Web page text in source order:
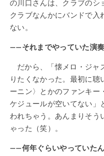
の川口さんは、クラブのシ
クラブなんかにバンドで入
ない。
——それまでやっていた演
だから、「懐メロ・ジャ
りたくなかった。最初に聴
ーニン〉とかのファンキー
ケジュールが空いてない」
われちゃう。あんまりそう
ゃった（笑）。
——何年ぐらいやっていたん